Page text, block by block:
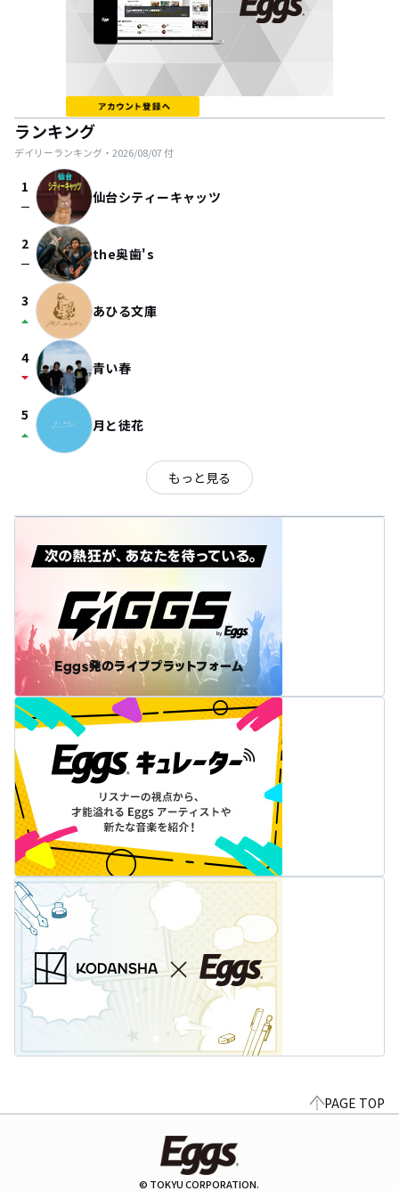
ランキング
デイリーランキング・ 2026/08/07付
1
check_indeterminate_small 仙台シティーキャッツ
2
check_indeterminate_small the奥歯's
3
arrow_drop_up あひる文庫
4
arrow_drop_down 青い春
5
arrow_drop_up 月と徒花
もっと見る
PAGE TOP
© TOKYU CORPORATION.